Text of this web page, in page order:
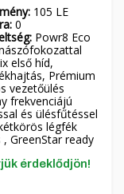
105 LE
0
Powr8 Eco
első híd,
Prémium
vezetőülés
frekvenciájú
és ülésfűtéssel
légfék
, GreenStar ready
érdeklődjön!